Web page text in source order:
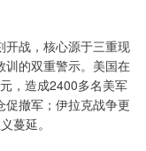
开战，核心源于三重现
训的双重警示。美国在
，造成2400多名美军
撤军；伊拉克战争更
蔓延。